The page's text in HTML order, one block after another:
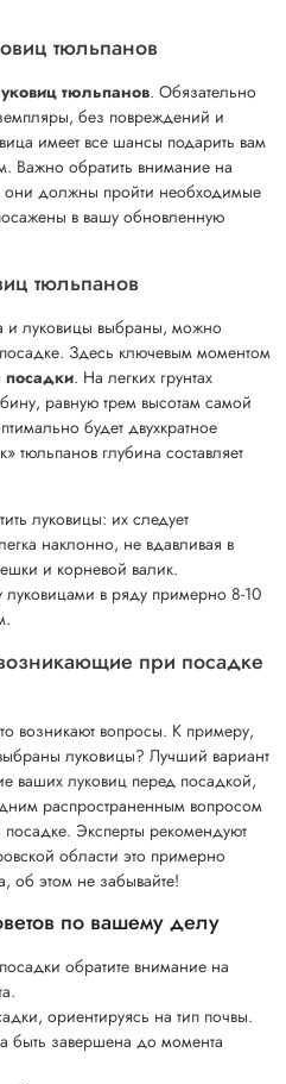
тюльпанов
тюльпанов. Обязательно
без повреждений и
имеет все шансы подарить вам
Важно обратить внимание на
должны пройти необходимые
в вашу обновленную
тюльпанов
и луковицы выбраны, можно
Здесь ключевым моментом
посадки. На легких грунтах
равную трем высотам самой
будет двухкратное
тюльпанов глубина составляет
луковицы: их следует
наклонно, не вдавливая в
и корневой валик.
луковицами в ряду примерно 8-10
при посадке
возникают вопросы. К примеру,
луковицы? Лучший вариант
ваших луковиц перед посадкой,
распространенным вопросом
Эксперты рекомендуют
области это примерно
об этом не забывайте!
по вашему делу
обратите внимание на
ориентируясь на тип почвы.
быть завершена до момента